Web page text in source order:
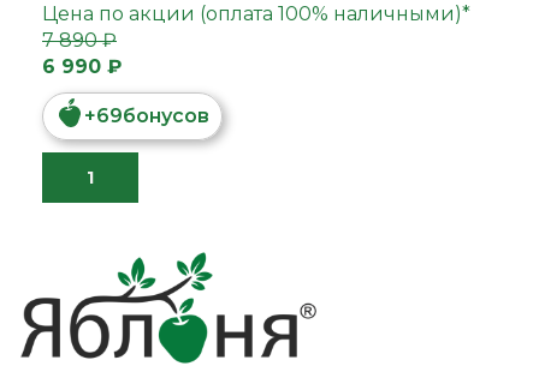
Цена по акции (оплата 100% наличными)*
6 990 ₽
+69бонусов
7 890 ₽